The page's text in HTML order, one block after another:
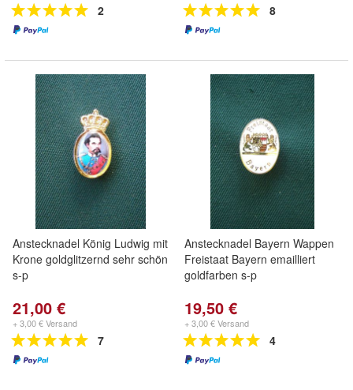
2 8
Anstecknadel König Ludwig mit
Krone goldglitzernd sehr schön
s-p
21,00 €
+ 3,00 € Versand
7
Anstecknadel Bayern Wappen
Freistaat Bayern emailliert
goldfarben s-p
19,50 €
+ 3,00 € Versand
4